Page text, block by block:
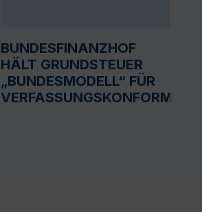
BUNDESFINANZHOF
HÄLT GRUNDSTEUER
„BUNDESMODELL“ FÜR
VERFASSUNGSKONFORM